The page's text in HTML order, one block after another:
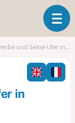
T
o
l
n
und Seine-Ufer in Mantes-la-Jolie
in